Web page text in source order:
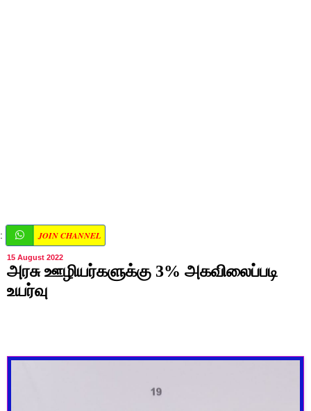
: JOIN CHANNEL
15 August 2022
அரசு ஊழியர்களுக்கு 3% அகவிலைப்படி
உயர்வு